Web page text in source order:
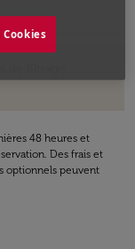
Veuillez ajuster
48 heures et
Des frais et
optionnels peuvent